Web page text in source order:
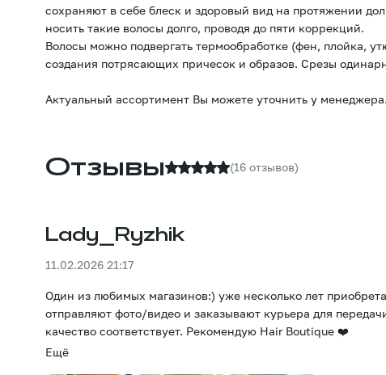
сохраняют в себе блеск и здоровый вид на протяжении
носить такие волосы долго, проводя до пяти коррекций.
Волосы можно подвергать термообработке (фен, плойка,
создания потрясающих причесок и образов. Срезы
Актуальный ассортимент Вы можете уточнить у менеджера.
Отзывы (16 отзывов)
Lady_Ryzhik
11.02.2026 21:17
Один из любимых магазинов:) уже несколько лет
отправляют фото/видео и заказывают курьера для
качество соответствует. Рекомендую Hair Boutique ❤️
Ещё